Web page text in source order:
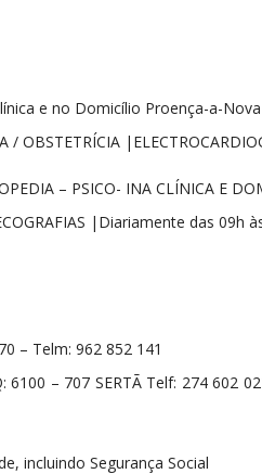
e no Domicílio Proença-a-Nova
/ OBSTETRÍCIA
– PSICO- INA CLÍNICA E
|Diariamente das 09h
– Telm: 962 852 141
6100 – 707 SERTÃ Telf: 274 602
incluindo Segurança Social